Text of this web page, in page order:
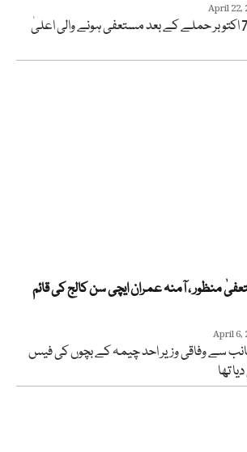
April 22,
اہرون ہلیوا حماس کے 7 اکتوبر حملے کے بعد مستعفی ہونے والی اعلیٰ
منظور ، آمنہ عمران ایچی سن کالج کی قائم
April 6,
سے وفاقی وزیر احد چیمہ کے بچوں کی فیس
تھا